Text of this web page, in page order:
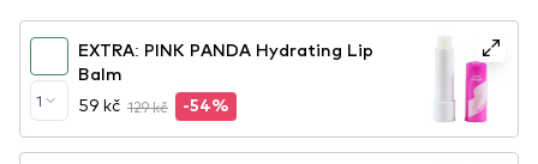
1
EXTRA: PINK PANDA Hydrating Lip
Balm
59 kč 129 kč -54%